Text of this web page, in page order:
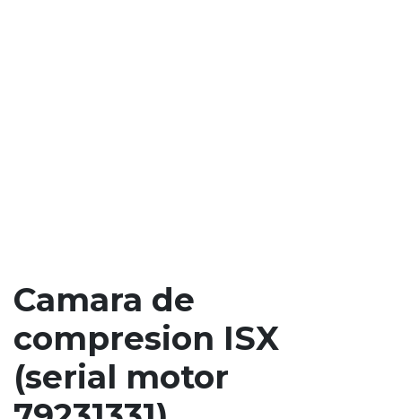
Camara de
compresion ISX
(serial motor